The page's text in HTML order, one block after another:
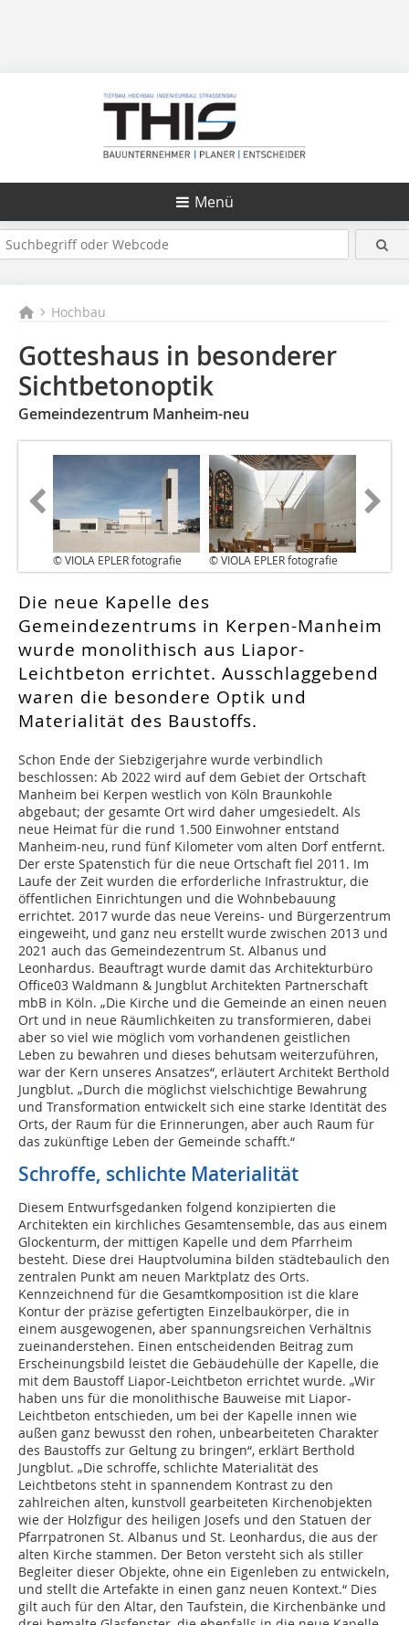
Menü
Hochbau
Gotteshaus in besonderer
Sichtbetonoptik
Gemeindezentrum Manheim-neu
© VIOLA EPLER fotografie © VIOLA EPLER fotografie
Die neue Kapelle des
Gemeindezentrums in Kerpen-Manheim
wurde monolithisch aus Liapor-
Leichtbeton errichtet. Ausschlaggebend
waren die besondere Optik und
Materialität des Baustoffs.
Schon Ende der Siebzigerjahre wurde verbindlich
beschlossen: Ab 2022 wird auf dem Gebiet der Ortschaft
Manheim bei Kerpen westlich von Köln Braunkohle
abgebaut; der gesamte Ort wird daher umgesiedelt. Als
neue Heimat für die rund 1.500 Einwohner entstand
Manheim-neu, rund fünf Kilometer vom alten Dorf entfernt.
Der erste Spatenstich für die neue Ortschaft fiel 2011. Im
Laufe der Zeit wurden die erforderliche Infrastruktur, die
öffentlichen Einrichtungen und die Wohnbebauung
errichtet. 2017 wurde das neue Vereins- und Bürgerzentrum
eingeweiht, und ganz neu erstellt wurde zwischen 2013 und
2021 auch das Gemeindezentrum St. Albanus und
Leonhardus. Beauftragt wurde damit das Architekturbüro
Office03 Waldmann & Jungblut Architekten Partnerschaft
mbB in Köln. „Die Kirche und die Gemeinde an einen neuen
Ort und in neue Räumlichkeiten zu transformieren, dabei
aber so viel wie möglich vom vorhandenen geistlichen
Leben zu bewahren und dieses behutsam weiterzuführen,
war der Kern unseres Ansatzes“, erläutert Architekt Berthold
Jungblut. „Durch die möglichst vielschichtige Bewahrung
und Transformation entwickelt sich eine starke Identität des
Orts, der Raum für die Erinnerungen, aber auch Raum für
das zukünftige Leben der Gemeinde schafft.“
Schroffe, schlichte Materialität
Diesem Entwurfsgedanken folgend konzipierten die
Architekten ein kirchliches Gesamtensemble, das aus einem
Glockenturm, der mittigen Kapelle und dem Pfarrheim
besteht. Diese drei Hauptvolumina bilden städtebaulich den
zentralen Punkt am neuen Marktplatz des Orts.
Kennzeichnend für die Gesamtkomposition ist die klare
Kontur der präzise gefertigten Einzelbaukörper, die in
einem ausgewogenen, aber spannungsreichen Verhältnis
zueinanderstehen. Einen entscheidenden Beitrag zum
Erscheinungsbild leistet die Gebäudehülle der Kapelle, die
mit dem Baustoff Liapor-Leichtbeton errichtet wurde. „Wir
haben uns für die monolithische Bauweise mit Liapor-
Leichtbeton entschieden, um bei der Kapelle innen wie
außen ganz bewusst den rohen, unbearbeiteten Charakter
des Baustoffs zur Geltung zu bringen“, erklärt Berthold
Jungblut. „Die schroffe, schlichte Materialität des
Leichtbetons steht in spannendem Kontrast zu den
zahlreichen alten, kunstvoll gearbeiteten Kirchenobjekten
wie der Holzfigur des heiligen Josefs und den Statuen der
Pfarrpatronen St. Albanus und St. Leonhardus, die aus der
alten Kirche stammen. Der Beton versteht sich als stiller
Begleiter dieser Objekte, ohne ein Eigenleben zu entwickeln,
und stellt die Artefakte in einen ganz neuen Kontext.“ Dies
gilt auch für den Altar, den Taufstein, die Kirchenbänke und